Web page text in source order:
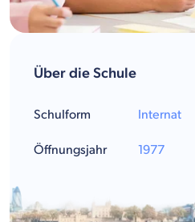
Über die Schule
Schulform
Öffnungsjahr
Internat
1977